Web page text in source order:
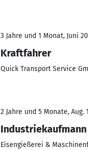
3 Jahre und 1 Monat, Juni
Kraftfahrer
Quick Transport Service
2 Jahre und 5 Monate, Aug.
Industriekaufmann
Eisengießerei &